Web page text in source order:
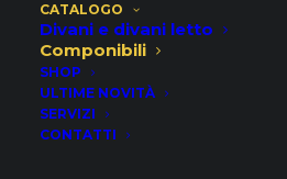
CATALOGO
Divani e divani letto
Componibili
SHOP
ULTIME NOVITÀ
SERVIZI
CONTATTI